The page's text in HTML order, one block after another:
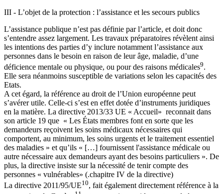
III - L’objet de la protection : l’assistance et les secours publics
L’assistance publique n’est pas définie par l’article, et doit donc
s’entendre assez largement. Les travaux préparatoires révèlent ainsi
les intentions des parties d’y inclure notamment l’assistance aux
personnes dans le besoin en raison de leur âge, maladie, d’une
déficience mentale ou physique, ou pour des raisons médicales9.
Elle sera néanmoins susceptible de variations selon les capacités des
Etats.
A cet égard, la référence au droit de l’Union européenne peut
s’avérer utile. Celle-ci s’est en effet dotée d’instruments juridiques
en la matière. La directive 2013/33 UE « Accueil» reconnait dans
son article 19 que « Les États membres font en sorte que les
demandeurs reçoivent les soins médicaux nécessaires qui
comportent, au minimum, les soins urgents et le traitement essentiel
des maladies » et qu’ils « […] fournissent l'assistance médicale ou
autre nécessaire aux demandeurs ayant des besoins particuliers ». De
plus, la directive insiste sur la nécessité de tenir compte des
personnes « vulnérables» (.chapitre IV de la directive)
La directive 2011/95/UE10, fait également directement référence à la